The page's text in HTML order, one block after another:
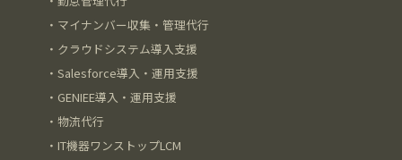
・ マイナンバー収集・管理代行
・ クラウドシステム導入支援
・Salesforce導入・運用支援
・ GENIEE導入・運用支援
・物流代行
・ IT機器ワンストップLCM